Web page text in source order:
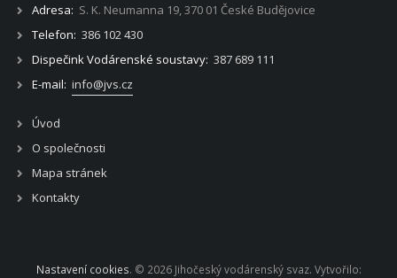
Adresa: S. K. Neumanna 19, 370 01 České Budějovice
Telefon: 386 102 430
Dispečink Vodárenské soustavy: 387 689 111
E-mail: info@jvs.cz
Úvod
O společnosti
Mapa stránek
Kontakty
Nastavení cookies. © 2026 Jihočeský vodárenský svaz. Vytvořilo: